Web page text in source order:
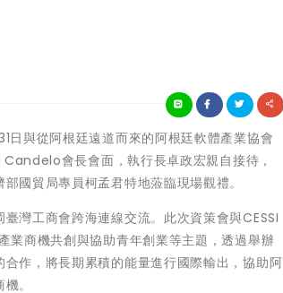
與從阿根廷遠道而來的阿根廷軟體產業協會
會長會面，執行長卓政宏親自接待，
國貿局專員柯孟君特地蒞臨現場觀禮。
灣工商會跨海連線交流。此次資策會與CESSI
業商機共創與協助青年創業等主題，透過舉辦
作，將長期累積的能量進行國際輸出，協助阿
。